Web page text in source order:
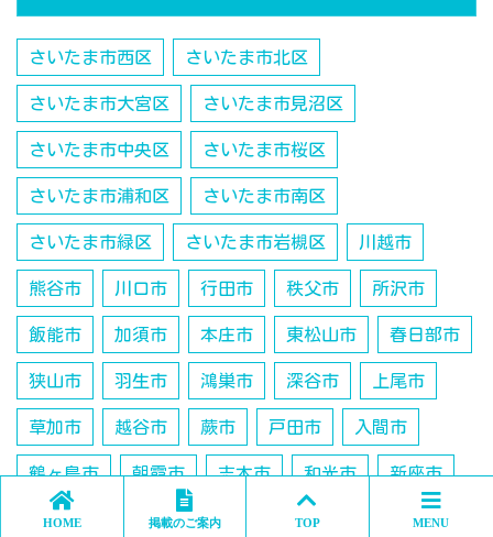
さいたま市西区 さいたま市北区
さいたま市大宮区 さいたま市見沼区
さいたま市中央区 さいたま市桜区
さいたま市浦和区 さいたま市南区
さいたま市緑区 さいたま市岩槻区 川越市
熊谷市 川口市 行田市 秩父市 所沢市
飯能市 加須市 本庄市 東松山市 春日部市
狭山市 羽生市 鴻巣市 深谷市 上尾市
草加市 越谷市 蕨市 戸田市 入間市
鶴ヶ島市 朝霞市 志木市 和光市 新座市
桶川市 久喜市 日高市 吉川市 北本市
HOME 掲載のご案内 TOP MENU